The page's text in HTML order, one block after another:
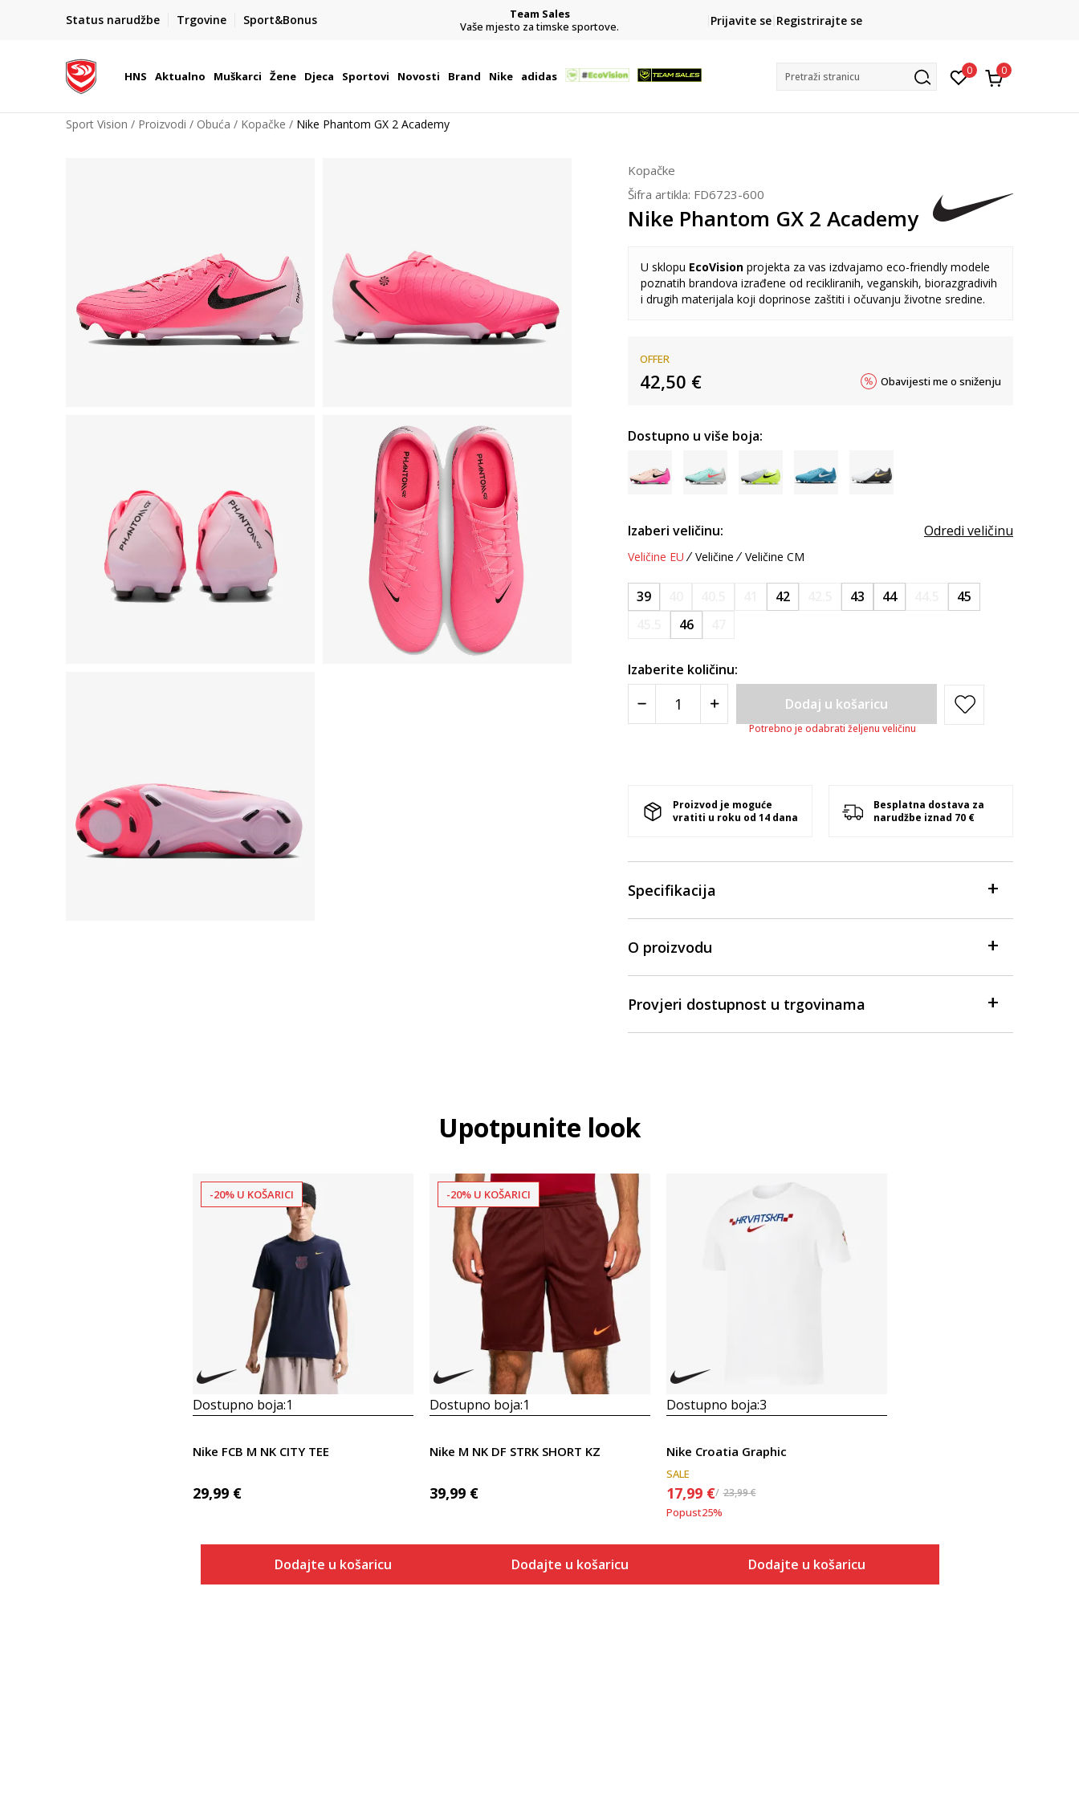
Status narudžbe Trgovine Sport&Bonus
BOX NOW
Dostava 1,50 €
| Više od 800 paketomata u Hrvatskoj
Team Sales
Vaše mjesto za timske sportove.
CLICK& COLLECT
besplatno preuzimanje u trgovini
Prijavite se Registrirajte se
HNS Aktualno Muškarci Žene Djeca Sportovi Novosti Brand Nike adidas Pretraži stranicu 0 0
Sport Vision Proizvodi Obuća Kopačke Nike Phantom GX 2 Academy
Kopačke
Šifra artikla: FD6723-600
Nike Phantom GX 2 Academy
U sklopu EcoVision projekta za vas izdvajamo eco-friendly modele
poznatih brandova izrađene od recikliranih, veganskih, biorazgradivih
i drugih materijala koji doprinose zaštiti i očuvanju životne sredine.
OFFER
42,50 € Obavijesti me o sniženju
Dostupno u više boja:
Izaberi veličinu: Odredi veličinu
Veličine EU Veličine Veličine CM
39 42 43 44
45
46
Izaberite količinu:
Dodaj u košaricu
Potrebno je odabrati željenu veličinu
Proizvod je moguće
vratiti u roku od 14 dana
Besplatna dostava za
narudžbe iznad 70 €
Specifikacija
O proizvodu
Provjeri dostupnost u trgovinama
Upotpunite look
-20% U KOŠARICI
Dostupno boja:1
Nike FCB M NK CITY TEE
29,99 €
Dodajte u košaricu
-20% U KOŠARICI
Dostupno boja:1
Nike M NK DF STRK SHORT KZ
39,99 €
Dodajte u košaricu
Dostupno boja:3
Nike Croatia Graphic
SALE
17,99 € 23,99€
Popust25%
Dodajte u košaricu